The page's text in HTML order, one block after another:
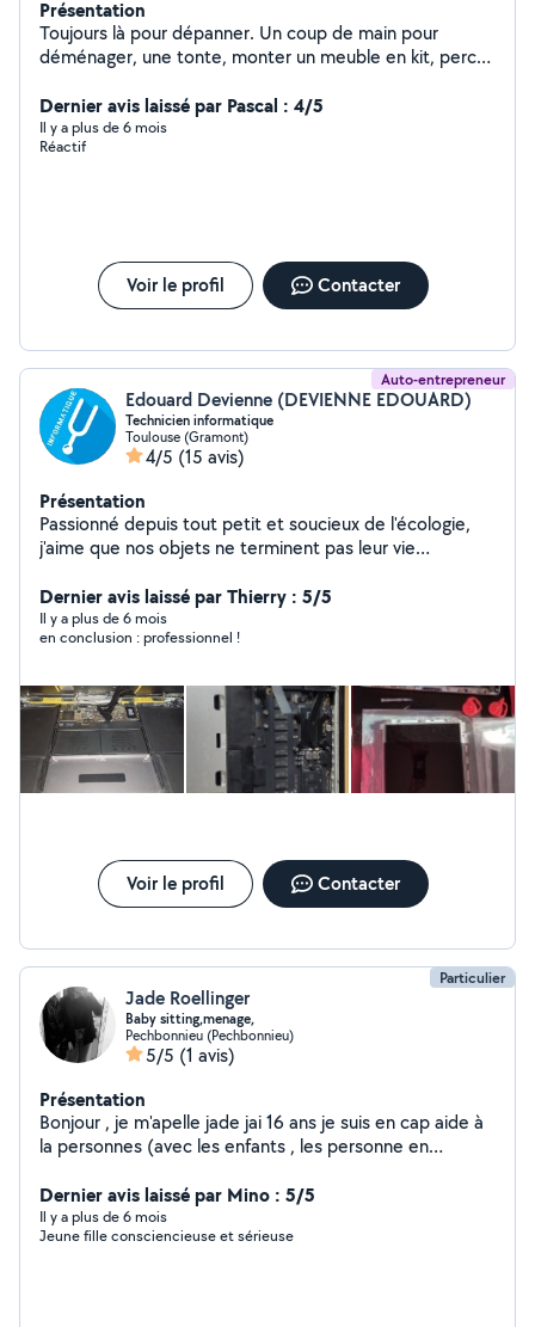
Présentation
Toujours là pour dépanner. Un coup de main pour
déménager, une tonte, monter un meuble en kit, percer
à la maison qui peux aussi être de bonne compagnie
pour tout chien agréable à vivre. Maîtrise de
l'informatique et de ses outils: retouche et montage
Dernier avis laissé par Pascal : 4/5
Il y a plus de 6 mois
Réactif
Voir le profil Contacter
Auto-entrepreneur
Edouard Devienne (DEVIENNE EDOUARD)
Technicien informatique
Toulouse (Gramont)
4/5 (15 avis)
Présentation
Passionné depuis tout petit et soucieux de l'écologie,
j'aime que nos objets ne terminent pas leur vie
et depuis toujours d'être un peu le magicien dont vous
avez besoin. Je privilégie particulièrement la relation
clientèle pour répondre le plus rapidement au plus prêt
proximité.
Dernier avis laissé par Thierry : 5/5
Il y a plus de 6 mois
en conclusion : professionnel !
Voir le profil Contacter
Particulier
Jade Roellinger
Baby sitting,menage,
Pechbonnieu (Pechbonnieu)
5/5 (1 avis)
Présentation
Bonjour , je m'apelle jade jai 16 ans je suis en cap aide à
la personnes (avec les enfants , les personne en
de choses exemple le ménage , aide à la personne , ou
bien du baby sitting( prise d'un rendez vous avant la
date demande afin de faire connaissances avec la
Dernier avis laissé par Mino : 5/5
Il y a plus de 6 mois
Jeune fille consciencieuse et sérieuse